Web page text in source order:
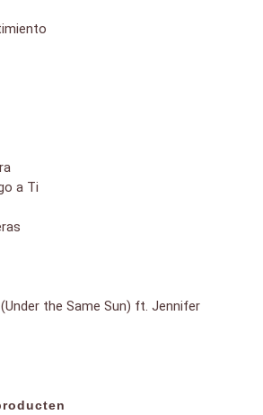
a Ti
the Same Sun) ft. Jennifer